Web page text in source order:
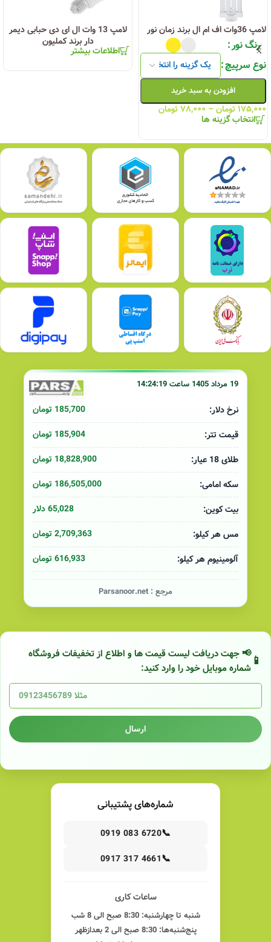
لامپ 36وات اف ام ال برند زمان نور
رنگ نور
نوع سرپیچ
افزودن به سبد خرید
۱۷۵,۰۰۰ تومان – ۷۸,۰۰۰تومان
انتخاب گزینه ها
لامپ 13 وات ال ای دی حبابی دیمر
دار برند کملیون
اطلاعات بیشتر
19 مرداد 1405 ساعت 14:24:19
نرخ دلار:
185,700 تومان
قیمت تتر:
185,904 تومان
طلای 18 عیار:
18,828,900 تومان
سکه امامی:
186,505,000 تومان
بیت کوین:
65,028 دلار
مس هر کیلو:
2,709,363 تومان
آلومینیوم هر کیلو:
616,933 تومان
مرجع : Parsanoor.net
📢 جهت دریافت لیست قیمت ها و اطلاع از تخفیفات فروشگاه
شماره موبایل خود را وارد کنید:
ارسال
شماره‌های پشتیبانی
📞
0919 083 6720
📞
0917 317 4661
ساعات کاری
شنبه تا چهارشنبه: 8:30 صبح الی 8 شب
پنج‌شنبه‌ها: 8:30 صبح الی 2 بعدازظهر